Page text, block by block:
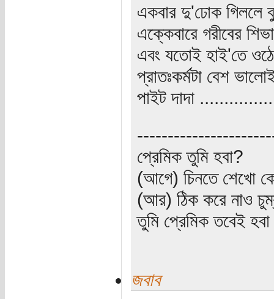
একবার দু'ঢোক গিললে
এক্কেবারে গরীবের
এবং যতোই হাই'তে
প্রাতঃকর্মটা বেশ
পাইট দাদা
প্রেমিক তুমি হবা?
(আগে) চিনতে শেখো
(আর) ঠিক করে নাও
তুমি প্রেমিক তবেই
জবাব